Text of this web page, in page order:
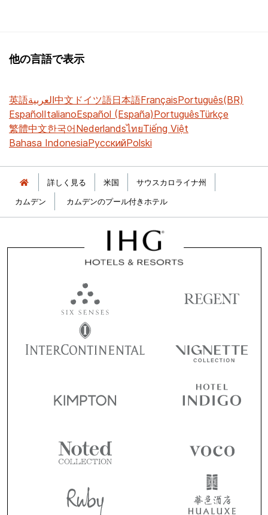
他の言語で表示
英語العربية中文 ドイツ語日本語FrançaisPortuguês(BR)
EspañolItalianoEspañol (España)PortuguêsTürkçe
繁體中文한국어NederlandsไทยTiếng Việt
Bahasa IndonesiaРусскийPolski
詳しく見る 米国
サウスカロライナ州
カムデン
カムデンのプール付きホテル